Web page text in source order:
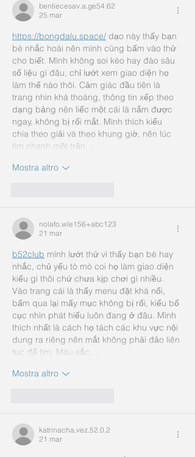
bentiecesav.a.ge54.62
25 mar
https://bongdalu.space/ dạo này thấy bạn
bè nhắc hoài nên mình cũng bấm vào thử
cho biết. Mình không soi kèo hay đào sâu
số liệu gì đâu, chỉ lướt xem giao diện họ
làm thế nào thôi. Cảm giác đầu tiên là
trang nhìn khá thoáng, thông tin xếp theo
dạng bảng nên liếc một cái là nắm được
ngay, không bị rối mắt. Mình thích kiểu
chia theo giải và theo khung giờ, nên lúc
tìm nhanh một trận…
Mostra altro
nolafo.wle156+abc123
21 mar
b52club mình lướt thử vì thấy bạn bè hay
nhắc, chủ yếu tò mò coi họ làm giao diện
kiểu gì thôi chứ chưa kịp chơi gì nhiều.
Vào trang cái là thấy menu đặt khá nổi,
bấm qua lại mấy mục không bị rối, kiểu bố
cục nhìn phát hiểu luôn đang ở đâu. Mình
thích nhất là cách họ tách các khu vực nội
dung ra riêng nên mắt không phải đảo liên
tục để tìm. Màu sắc…
Mostra altro
katrinacha.vez.52.0.2
21 mar